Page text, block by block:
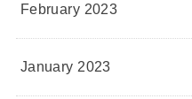
February 2023
January 2023